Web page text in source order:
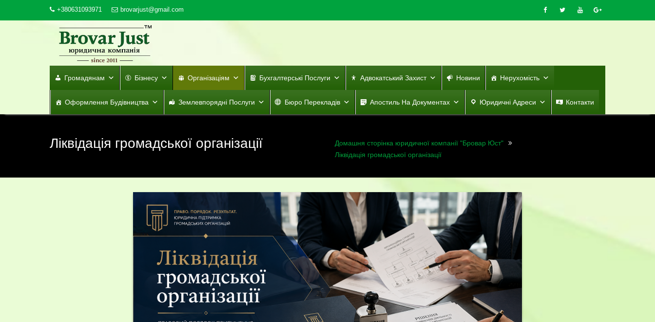
+380631093971 brovarjust@gmail.com
Громадянам Бізнесу Організаціям Бухгалтерські Послуги Адвокатський Захист Новини Нерухомість
Оформлення Будівництва Землевпорядні Послуги Бюро Перекладів Апостиль На Документах Юридичні Адреси Контакти
Ліквідація громадської організації
Домашня сторінка юридичної компанії "Бровар Юст"
Ліквідація громадської організації